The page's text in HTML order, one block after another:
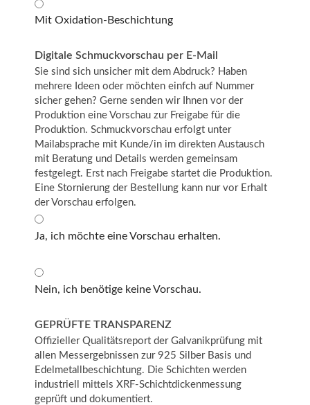
Mit Oxidation-Beschichtung
Digitale Schmuckvorschau per E-Mail
Sie sind sich unsicher mit dem Abdruck? Haben
mehrere Ideen oder möchten einfch auf Nummer
sicher gehen? Gerne senden wir Ihnen vor der
Produktion eine Vorschau zur Freigabe für die
Produktion. Schmuckvorschau erfolgt unter
Mailabsprache mit Kunde/in im direkten Austausch
mit Beratung und Details werden gemeinsam
festgelegt. Erst nach Freigabe startet die Produktion.
Eine Stornierung der Bestellung kann nur vor Erhalt
der Vorschau erfolgen.
Ja, ich möchte eine Vorschau erhalten.
Nein, ich benötige keine Vorschau.
GEPRÜFTE TRANSPARENZ
Offizieller Qualitätsreport der Galvanikprüfung mit
allen Messergebnissen zur 925 Silber Basis und
Edelmetallbeschichtung. Die Schichten werden
industriell mittels XRF-Schichtdickenmessung
geprüft und dokumentiert.